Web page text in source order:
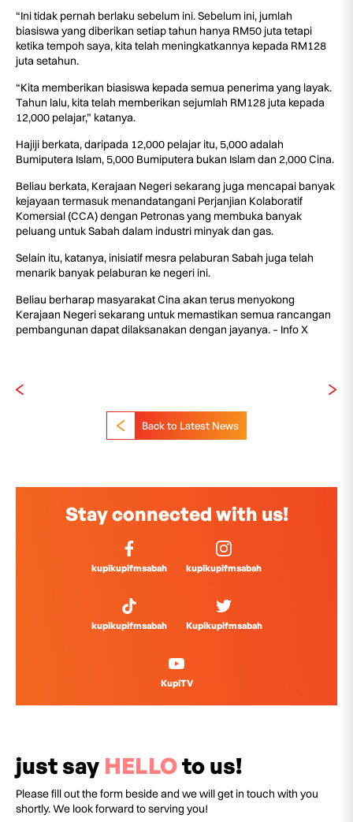
“Ini tidak pernah berlaku sebelum ini. Sebelum ini, jumlah
biasiswa yang diberikan setiap tahun hanya RM50 juta tetapi
ketika tempoh saya, kita telah meningkatkannya kepada RM128
juta setahun.
“Kita memberikan biasiswa kepada semua penerima yang layak.
Tahun lalu, kita telah memberikan sejumlah RM128 juta kepada
12,000 pelajar,” katanya.
Hajiji berkata, daripada 12,000 pelajar itu, 5,000 adalah
Bumiputera Islam, 5,000 Bumiputera bukan Islam dan 2,000 Cina.
Beliau berkata, Kerajaan Negeri sekarang juga mencapai banyak
kejayaan termasuk menandatangani Perjanjian Kolaboratif
Komersial (CCA) dengan Petronas yang membuka banyak
peluang untuk Sabah dalam industri minyak dan gas.
Selain itu, katanya, inisiatif mesra pelaburan Sabah juga telah
menarik banyak pelaburan ke negeri ini.
Beliau berharap masyarakat Cina akan terus menyokong
Kerajaan Negeri sekarang untuk memastikan semua rancangan
pembangunan dapat dilaksanakan dengan jayanya. – Info X
Back to Latest News
Stay connected with us!
kupikupifmsabah kupikupifmsabah
kupikupifmsabah Kupikupifmsabah
KupiTV
just say HELLOto us!
Please fill out the form beside and we will get in touch with you
shortly. We look forward to serving you!